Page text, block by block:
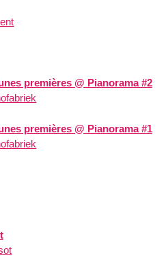
premières @ Pianorama #2
premières @ Pianorama #1